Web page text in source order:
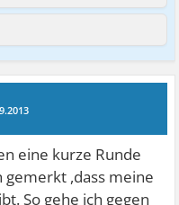
eine kurze Runde
gemerkt ,dass meine
So gehe ich gegen